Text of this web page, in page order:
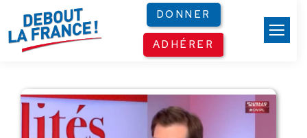
DONNER
ADHÉRER
Panneau de gestion des cookies